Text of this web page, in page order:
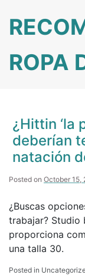
content
ROPA
¿Hittin ‘la
deberían
natación
Posted on October 15,
¿Buscas
trabajar? Studio
proporciona
una talla 30.
Posted in